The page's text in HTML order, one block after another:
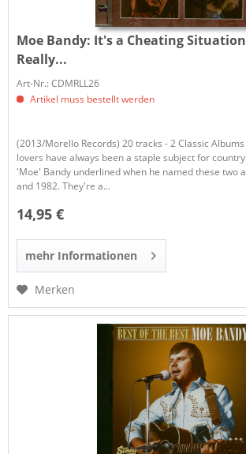
Moe Bandy: It's a Cheating
Really...
Art-Nr.: CDMRLL26
Artikel muss bestellt werden
(2013/Morello Records) 20 tracks - 2 Classic
lovers have always been a staple subject for
'Moe' Bandy underlined when he named these two
and 1982. They're a...
14,95 €
mehr Informationen
Merken